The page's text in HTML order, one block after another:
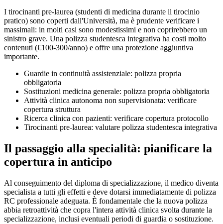
I tirocinanti pre-laurea (studenti di medicina durante il tirocinio
pratico) sono coperti dall'Università, ma è prudente verificare i
massimali: in molti casi sono modestissimi e non coprirebbero un
sinistro grave. Una polizza studentesca integrativa ha costi molto
contenuti (€100-300/anno) e offre una protezione aggiuntiva
importante.
Guardie in continuità assistenziale: polizza propria
obbligatoria
Sostituzioni medicina generale: polizza propria obbligatoria
Attività clinica autonoma non supervisionata: verificare
copertura struttura
Ricerca clinica con pazienti: verificare copertura protocollo
Tirocinanti pre-laurea: valutare polizza studentesca integrativa
Il passaggio alla specialità: pianificare la
copertura in anticipo
Al conseguimento del diploma di specializzazione, il medico diventa
specialista a tutti gli effetti e deve dotarsi immediatamente di polizza
RC professionale adeguata. È fondamentale che la nuova polizza
abbia retroattività che copra l'intera attività clinica svolta durante la
specializzazione, inclusi eventuali periodi di guardia o sostituzione.